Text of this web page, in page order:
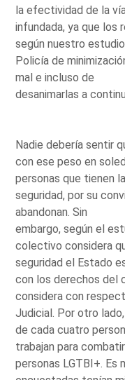
la efectividad de la
infundada, ya que los
según nuestro
Policía de
mal e incluso de
desanimarlas a
Nadie debería sentir
con ese peso en
personas que tienen
seguridad, por su
abandonan. Sin
embargo, según el
colectivo considera
seguridad el Estado
con los derechos del
considera con
Judicial. Por otro
de cada cuatro
trabajan para
personas LGTBI+. Es